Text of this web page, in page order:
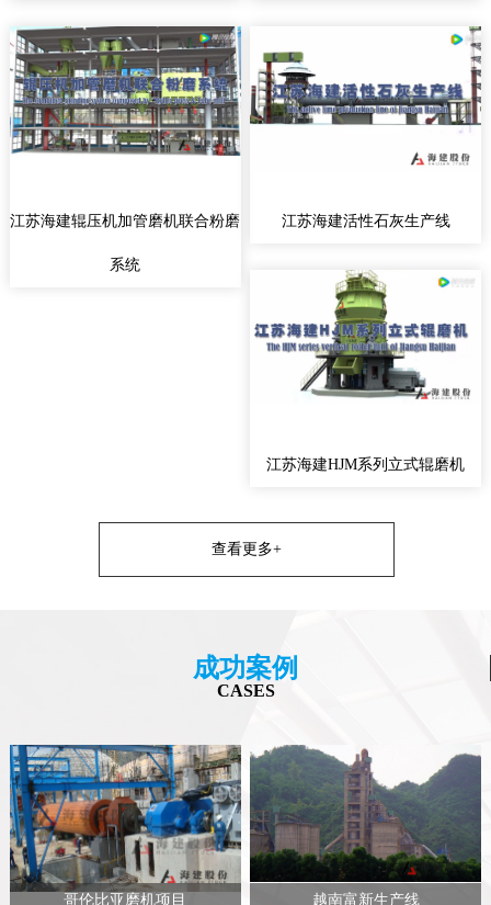
江苏海建辊压机加管磨机联合粉磨
系统
江苏海建活性石灰生产线
江苏海建HJM系列立式辊磨机
查看更多+
成功案例
CASES
哥伦比亚磨机项目 越南富新生产线